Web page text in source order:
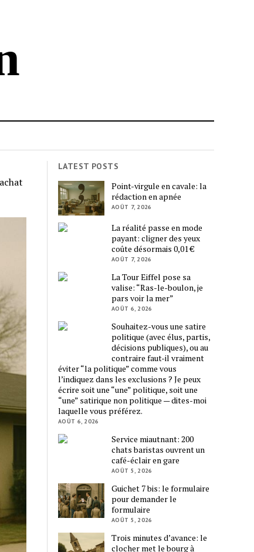
LATEST POSTS
Point-virgule en cavale: la
rédaction en apnée
AOÛT 7, 2026
La réalité passe en mode
payant: cligner des yeux
coûte désormais 0,01 €
AOÛT 7, 2026
La Tour Eiffel pose sa
valise: “Ras-le-boulon, je
pars voir la mer”
AOÛT 6, 2026
Souhaitez-vous une satire
politique (avec élus, partis,
décisions publiques), ou au
contraire faut-il vraiment
éviter “la politique” comme vous
l’indiquez dans les exclusions ? Je peux
écrire soit une “une” politique, soit une
“une” satirique non politique — dites-moi
laquelle vous préférez.
AOÛT 6, 2026
Service miautnant: 200
chats baristas ouvrent un
café-éclair en gare
AOÛT 5, 2026
Guichet 7 bis: le formulaire
pour demander le
formulaire
AOÛT 5, 2026
Trois minutes d’avance: le
clocher met le bourg à